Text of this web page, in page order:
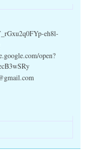
eh8l-
open?